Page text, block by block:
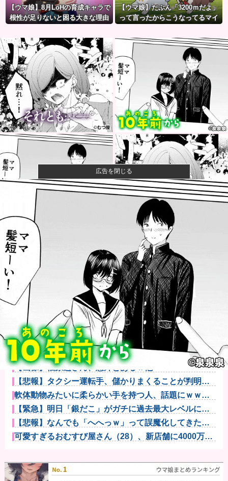
【ウマ娘】8月LoHの育成キャラで
根性が足りないと困る大きな理由
021必要」
【ウマ娘】たぶん「3200ｍだよ」
って言ったからこうなってるマイ
【衝撃】きゃりーぱみゅぱみゅ 本名をさらりと告白
【画像】山ガールさん、山でラーメンを食べたらおじ
さんに怒られ...
みいちゃん、セコカンになる
【速報】ワンピースの「世界に5種しかない飛行能力」
発言の謎が...
【朗報】みい山作者さん、みいちゃんでチー牛なので
はという疑惑...
川底に沈んでいたマンモスやナチス軍艦など露出、熱
波でドナウ川...
防弾ガラスの件で誤情報を拡散した左派、間違いを指
摘されても頑...
【速報】中国の海警局と中国海軍の船が衝突2人死亡
南シナ海で...
【画像】福原遥さん、意外とあるｗ他
【悲報】タクシー運転手、儲かりまくることが判明ｗ
ｗｗｗｗｗｗ...
軟体動物みたいに柔らかい手を持つ人、話題にｗｗｗ
ｗ「脳が理解...
【緊急】明日「銀だこ」がガチに過去最大レベルに混
みそうwww...
【悲報】なんでも「へへっｗ」って誤魔化してきたワ
イの末路がこ...
可愛すぎるおむすび屋さん（28）、新店舗に4000万円
広告を閉じる